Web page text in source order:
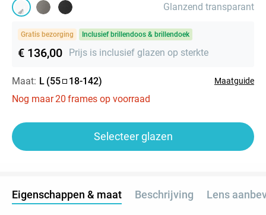
Glanzend transparant
Gratis bezorging Inclusief brillendoos & brillendoek
€ 136,00 Prijs is inclusief glazen op sterkte
Maat: L (55 18-142) Maatguide
Nog maar20 frames op voorraad
Selecteer glazen
Eigenschappen & maat Beschrijving Lens